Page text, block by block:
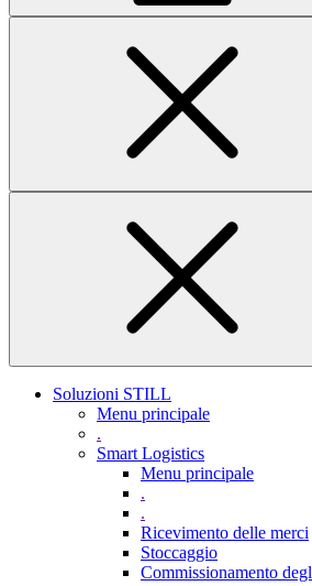
Soluzioni STILL
Menu principale
.
Smart Logistics
Menu principale
.
.
Ricevimento delle merci
Stoccaggio
Commissionamento